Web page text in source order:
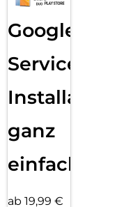
Google
Services
Installation
ganz
einfach
ab 19,99 €